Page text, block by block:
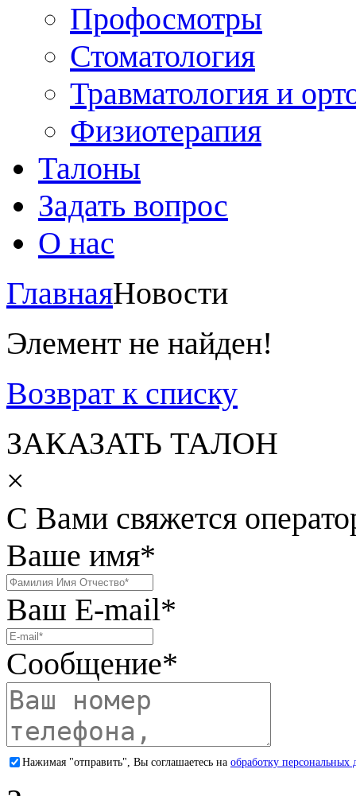
Профосмотры
Стоматология
Травматология и
Физиотерапия
Талоны
Задать вопрос
О нас
ГлавнаяНовости
Элемент не найден!
Возврат к списку
ЗАКАЗАТЬ ТАЛОН
×
С Вами свяжется
Ваше имя*
Ваш E-mail*
Сообщение*
Нажимая "отправить", Вы соглашаетесь на обработку персональных